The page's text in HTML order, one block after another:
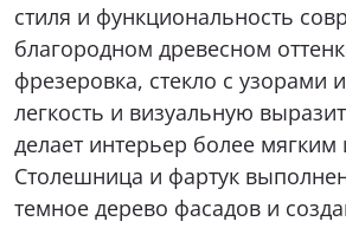
стиля и функциональность
благородном древесном
фрезеровка, стекло с узорами
легкость и визуальную
делает интерьер более
Столешница и фартук
темное дерево фасадов и